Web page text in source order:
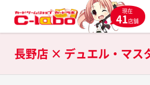
現在
41店舗